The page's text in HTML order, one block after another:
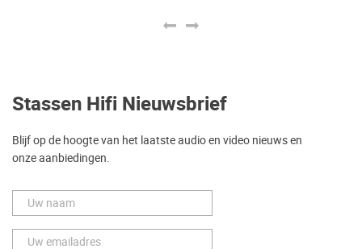
Stassen Hifi Nieuwsbrief
Blijf op de hoogte van het laatste audio en video nieuws en
onze aanbiedingen.